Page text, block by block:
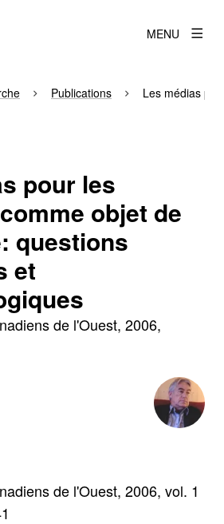
MENU
Publications Les médias
pour les
objet de
questions
et
de l'Ouest 2006
de l'Ouest, 2006, vol. 1